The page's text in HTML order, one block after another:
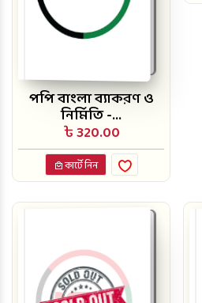
পপি বাংলা ব্যাকরণ ও
নির্মিতি -...
৳ 320.00
কার্টে নিন